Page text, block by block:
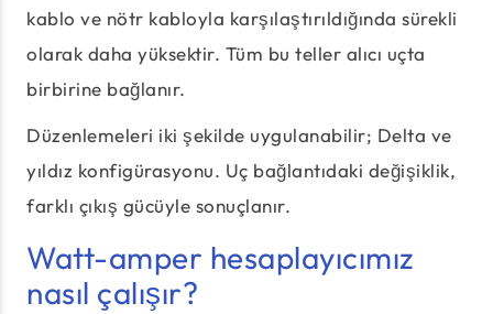
kablo ve nötr kabloyla karşılaştırıldığında sürekli
olarak daha yüksektir. Tüm bu teller alıcı uçta
birbirine bağlanır.
Düzenlemeleri iki şekilde uygulanabilir; Delta ve
yıldız konfigürasyonu. Uç bağlantıdaki değişiklik,
farklı çıkış gücüyle sonuçlanır.
Watt-amper hesaplayıcımız
nasıl çalışır?